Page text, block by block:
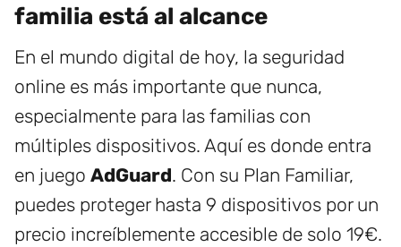
familia está al alcance
En el mundo digital de hoy, la seguridad
online es más importante que nunca,
especialmente para las familias con
múltiples dispositivos. Aquí es donde entra
en juego AdGuard. Con su Plan Familiar,
puedes proteger hasta 9 dispositivos por un
precio increíblemente accesible de solo 19€.